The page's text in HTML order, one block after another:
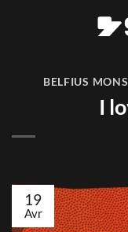
BELFIUS
I
19
Avr